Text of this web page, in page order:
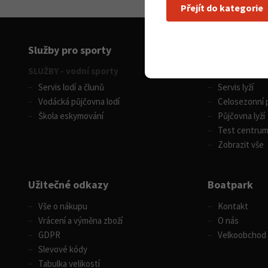
Služby pro sporty
SLUŽBY - vodní sporty
Servis lodí a člunů
Vodácká půjčovna lodí
Škola eskymování
Servis lyží
Celosezonní
Půjčovna lyží
Test
Zobrazit vše
Užitečné odkazy
Vše o nákupu
Vrácení a výměna zboží
GDPR
Slevové kódy
Tabulka velikostí
Boatpark
Kontakt
O nás
Velkoobchod
Přejít do kategorie